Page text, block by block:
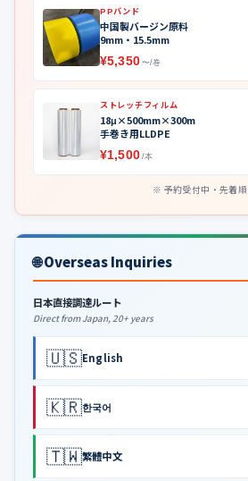
PPバンド
中国製バージン原料
9mm・15.5mm
¥5,350 〜/巻
ストレッチフィルム
18μ×500mm×300m
手巻き用LLDPE
¥1,500 /本
予約受付中・先着順
🌐 Overseas Inquiries
日本直接調達ルート
Direct from Japan, 20+ years
🇺🇸English
🇰🇷한국어
🇹🇼繁體中文